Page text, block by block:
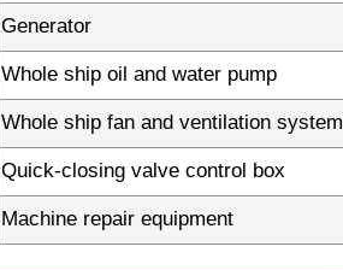
Generator
Whole ship oil and water pump
Whole ship fan and ventilation system
Quick-closing valve control box
Machine repair equipment